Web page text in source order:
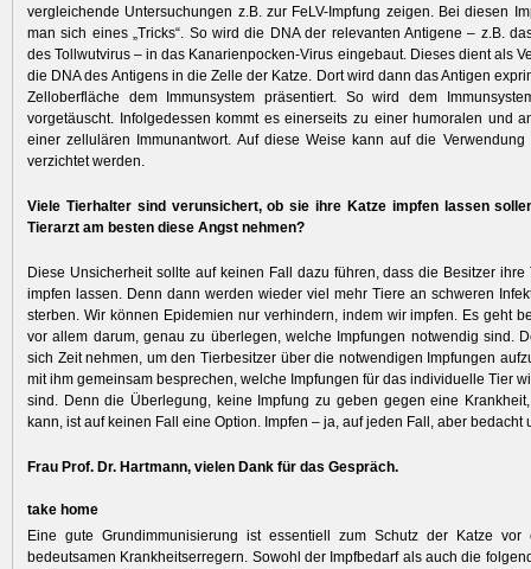
vergleichende Untersuchungen z.B. zur FeLV-Impfung zeigen. Bei diesen
man sich eines „Tricks“. So wird die DNA der relevanten Antigene – z.B.
des Tollwutvirus – in das Kanarienpocken-Virus eingebaut. Dieses dient als
die DNA des Antigens in die Zelle der Katze. Dort wird dann das Antigen
Zelloberfläche dem Immunsystem präsentiert. So wird dem
vorgetäuscht. Infolgedessen kommt es einerseits zu einer humoralen und
einer zellulären Immunantwort. Auf diese Weise kann auf die Verwendung
verzichtet werden.
Viele Tierhalter sind verunsichert, ob sie ihre Katze impfen lassen
Tierarzt am besten diese Angst nehmen?
Diese Unsicherheit sollte auf keinen Fall dazu führen, dass die Besitzer ihre
impfen lassen. Denn dann werden wieder viel mehr Tiere an schweren
sterben. Wir können Epidemien nur verhindern, indem wir impfen. Es geht
vor allem darum, genau zu überlegen, welche Impfungen notwendig sind.
sich Zeit nehmen, um den Tierbesitzer über die notwendigen Impfungen
mit ihm gemeinsam besprechen, welche Impfun­gen für das individuelle Tier
sind. Denn die Überlegung, keine Impfung zu geben gegen eine
kann, ist auf keinen Fall eine Option. Impfen – ja, auf jeden Fall, aber bedacht
Frau Prof. Dr. Hartmann, vielen Dank für das Gespräch.
take home
Eine gute Grundimmunisierung ist essentiell zum Schutz der Katze vor
bedeutsamen Krankheitserregern. Sowohl der Impfbedarf als auch die